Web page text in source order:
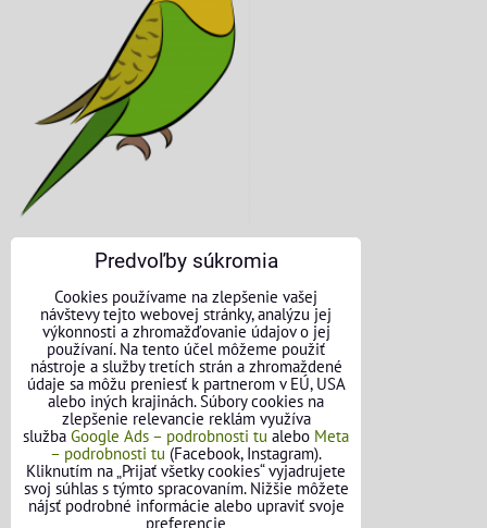
KONTAKTNÉ ÚDAJE
O nás
Kontakt
Požičovňa náradia
Názory našich zákazníkov
Mapa stránok
Predvoľby súkromia
Cookies používame na zlepšenie vašej
návštevy tejto webovej stránky, analýzu jej
výkonnosti a zhromažďovanie údajov o jej
používaní. Na tento účel môžeme použiť
nástroje a služby tretích strán a zhromaždené
údaje sa môžu preniesť k partnerom v EÚ, USA
alebo iných krajinách. Súbory cookies na
zlepšenie relevancie reklám využíva
služba Google Ads – podrobnosti tu alebo Meta
– podrobnosti tu (Facebook, Instagram).
Kliknutím na „Prijať všetky cookies“ vyjadrujete
svoj súhlas s týmto spracovaním. Nižšie môžete
nájsť podrobné informácie alebo upraviť svoje
preferencie